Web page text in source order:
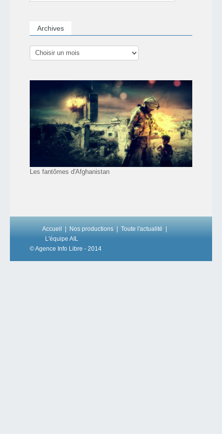
Archives
Les fantômes d'Afghanistan
Accueil Nos productions
Toute l'actualité
L'équipe AIL
© Agence Info Libre - 2014